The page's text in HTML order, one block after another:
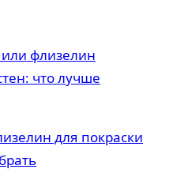
для покраски